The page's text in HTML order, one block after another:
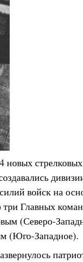
новых
войск на
Главных
(Северо-
(Юго-Западное).